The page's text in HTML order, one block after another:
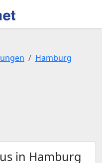
Hamburg
in Hamburg